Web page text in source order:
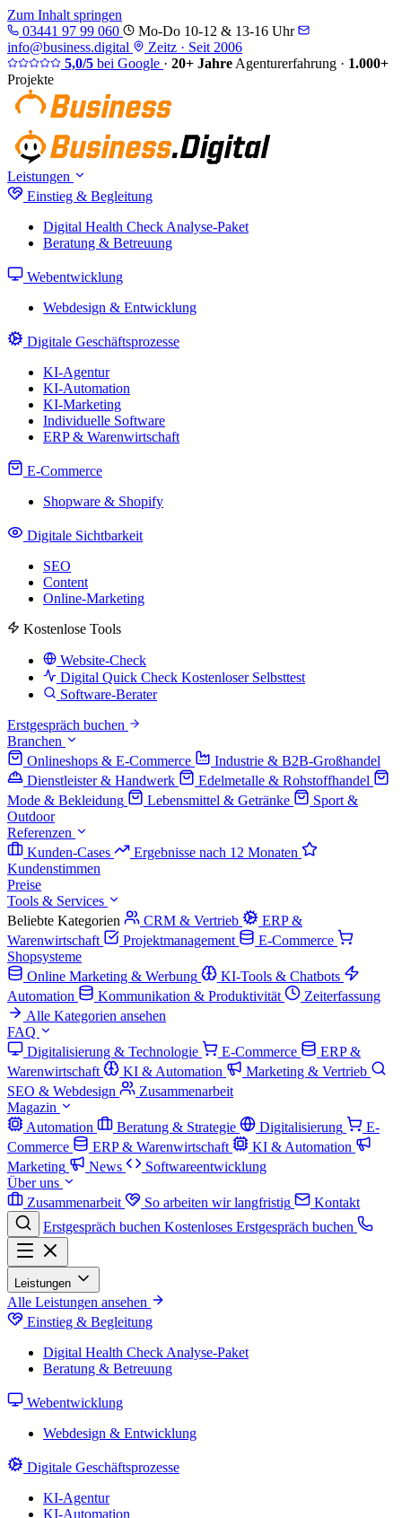
Zum Inhalt springen
03441 97 99 060
Mo-Do 10-12 & 13-16 Uhr
info@business.digital
Zeitz · Seit 2006
5,0/5 bei Google · 20+ Jahre Agenturerfahrung · 1.000+
Projekte
Leistungen
Einstieg & Begleitung
Digital Health Check Analyse-Paket
Beratung & Betreuung
Webentwicklung
Webdesign & Entwicklung
Digitale Geschäftsprozesse
KI-Agentur
KI-Automation
KI-Marketing
Individuelle Software
ERP & Warenwirtschaft
E-Commerce
Shopware & Shopify
Digitale Sichtbarkeit
SEO
Content
Online-Marketing
Kostenlose Tools
Website-Check
Digital Quick Check Kostenloser Selbsttest
Software-Berater
Erstgespräch buchen
Branchen
Onlineshops & E-Commerce
Industrie & B2B-Großhandel
Dienstleister & Handwerk
Edelmetalle & Rohstoffhandel
Mode & Bekleidung
Lebensmittel & Getränke
Sport &
Outdoor
Referenzen
Kunden-Cases
Ergebnisse nach 12 Monaten
Kundenstimmen
Preise
Tools & Services
Beliebte Kategorien
CRM & Vertrieb
ERP &
Warenwirtschaft
Projektmanagement
E-Commerce
Shopsysteme
Online Marketing & Werbung
KI-Tools & Chatbots
Automation
Kommunikation & Produktivität
Zeiterfassung
Alle Kategorien ansehen
FAQ
Digitalisierung & Technologie
E-Commerce
ERP &
Warenwirtschaft
KI & Automation
Marketing & Vertrieb
SEO & Webdesign
Zusammenarbeit
Magazin
Automation
Beratung & Strategie Digitalisierung
E-
Commerce
ERP & Warenwirtschaft
KI & Automation
Marketing
News
Softwareentwicklung
Über uns
Zusammenarbeit
So arbeiten wir langfristig
Kontakt
Erstgespräch buchen Kostenloses Erstgespräch buchen
Leistungen
Alle Leistungen ansehen
Einstieg & Begleitung
Digital Health Check Analyse-Paket
Beratung & Betreuung
Webentwicklung
Webdesign & Entwicklung
Digitale Geschäftsprozesse
KI-Agentur
KI-Automation